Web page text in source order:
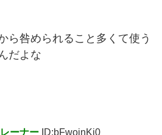
ら咎められること多くて使う
だよな
ーナー ID:bFwoinKi0